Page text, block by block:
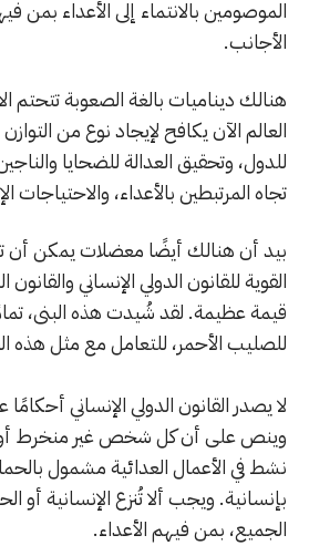
الموصومين بالانتماء إلى الأعداء بمن
الأجانب.
هنالك ديناميات بالغة الصعوبة تتحتم
العالم الآن يكافح لإيجاد نوع من
للدول، وتحقيق العدالة للضحايا
تجاه المرتبطين بالأعداء، والاحتياجات
بيد أن هنالك أيضًا معضلات يمكن أن
القوية للقانون الدولي الإنساني
قيمة عظيمة. لقد شُيدت هذه البنى،
للصليب الأحمر، للتعامل مع مثل هذه
لا يصدر القانون الدولي الإنساني
وينص على أن كل شخص غير منخرط
نشط في الأعمال العدائية مشمول
بإنسانية. ويجب ألا تُنزع الإنسانية أو
الجميع، بمن فيهم الأعداء.